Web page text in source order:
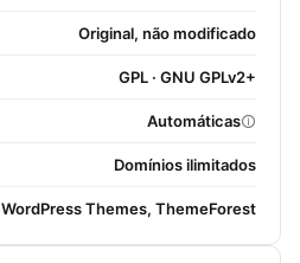
Original, não modificado
GPL · GNU GPLv2+
Automáticas
Domínios ilimitados
WordPress Themes, ThemeForest